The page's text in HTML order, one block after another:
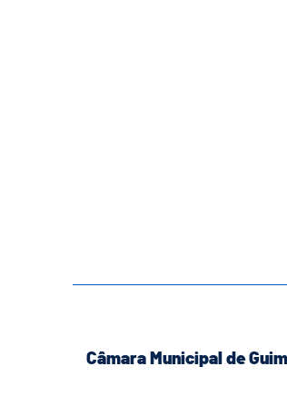
Câmara Municipal de